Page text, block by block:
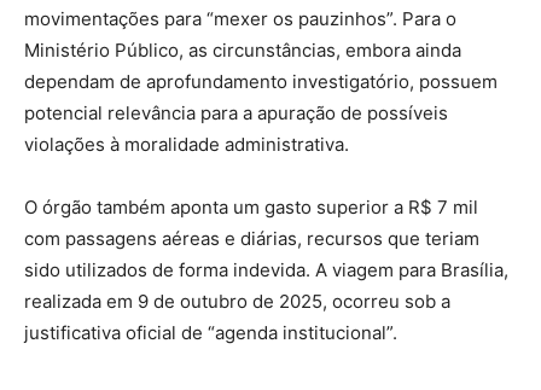
movimentações para “mexer os pauzinhos”. Para o
Ministério Público, as circunstâncias, embora ainda
dependam de aprofundamento investigatório, possuem
potencial relevância para a apuração de possíveis
violações à moralidade administrativa.
O órgão também aponta um gasto superior a R$ 7 mil
com passagens aéreas e diárias, recursos que teriam
sido utilizados de forma indevida. A viagem para Brasília,
realizada em 9 de outubro de 2025, ocorreu sob a
justificativa oficial de “agenda institucional”.